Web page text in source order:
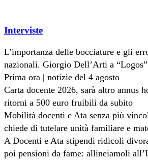
Interviste
L’importanza delle bocciature e gli
nazionali. Giorgio Dell’Arti a “Logos”
Prima ora | notizie del 4 agosto
Carta docente 2026, sarà altro annus
ritorni a 500 euro fruibili da subito
Mobilità docenti e Ata senza più
chiede di tutelare unità familiare e
A Docenti e Ata stipendi ridicoli
poi pensioni da fame: allineiamoli